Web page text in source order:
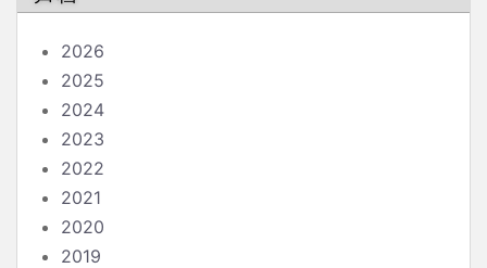
2026
2025
2024
2023
2022
2021
2020
2019